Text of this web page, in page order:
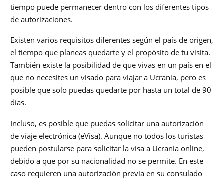
tiempo puede permanecer dentro con los diferentes tipos
de autorizaciones.
Existen varios requisitos diferentes según el país de origen,
el tiempo que planeas quedarte y el propósito de tu visita.
También existe la posibilidad de que vivas en un país en el
que no necesites un visado para viajar a Ucrania, pero es
posible que solo puedas quedarte por hasta un total de 90
días.
Incluso, es posible que puedas solicitar una autorización
de viaje electrónica (eVisa). Aunque no todos los turistas
pueden postularse para solicitar la visa a Ucrania online,
debido a que por su nacionalidad no se permite. En este
caso requieren una autorización previa en su consulado